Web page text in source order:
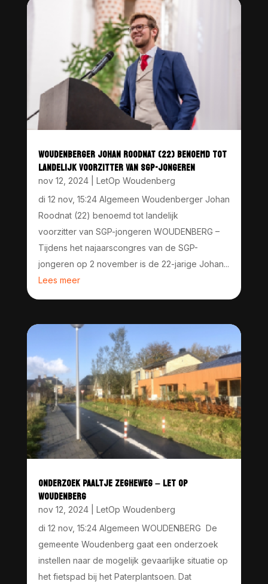
WOUDENBERGER JOHAN ROODNAT (22) BENOEMD TOT
LANDELIJK VOORZITTER VAN SGP-JONGEREN
nov 12, 2024| LetOp Woudenberg
di 12 nov, 15:24 Algemeen Woudenberger Johan
Roodnat (22) benoemd tot landelijk
voorzitter van SGP-jongeren WOUDENBERG –
Tijdens het najaarscongres van de SGP-
jongeren op 2 november is de 22-jarige Johan...
Lees meer
ONDERZOEK PAALTJE ZEGHEWEG – LET OP
WOUDENBERG
nov 12, 2024| LetOp Woudenberg
di 12 nov, 15:24 Algemeen WOUDENBERG De
gemeente Woudenberg gaat een onderzoek
instellen naar de mogelijk gevaarlijke situatie op
het fietspad bij het Paterplantsoen. Dat